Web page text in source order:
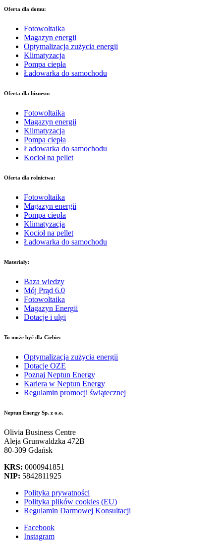
Oferta dla domu:
Fotowoltaika
Magazyn energii
Optymalizacja zużycia energii
Klimatyzacja
Pompa ciepła
Ładowarka do samochodu
Oferta dla biznesu:
Fotowoltaika
Magazyn energii
Klimatyzacja
Pompa ciepła
Ładowarka do samochodu
Kocioł na pellet
Oferta dla rolnictwa:
Fotowoltaika
Magazyn energii
Pompa ciepła
Klimatyzacja
Kocioł na pellet
Ładowarka do samochodu
Materiały:
Baza wiedzy
Mój Prąd 6.0
Fotowoltaika
Magazyn Energii
Dotacje i ulgi
To może być dla Ciebie:
Optymalizacja zużycia energii
Dotacje OZE
Poznaj Neptun Energy
Kariera w Neptun Energy
Regulamin promocji świątecznej
Neptun Energy Sp. z o.o.
Olivia Business Centre
Aleja Grunwaldzka 472B
80-309 Gdańsk
KRS: 0000941851
NIP: 5842811925
Polityka prywatności
Polityka plików cookies (EU)
Regulamin Darmowej Konsultacji
Facebook
Instagram